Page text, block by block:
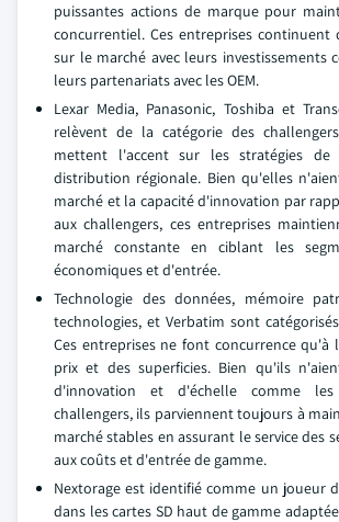
puissantes actions de marque pour
concurrentiel. Ces entreprises continuent
sur le marché avec leurs investissements
leurs partenariats avec les OEM.
Lexar Media, Panasonic, Toshiba et
relèvent de la catégorie des
mettent l'accent sur les stratégies
distribution régionale. Bien qu'elles
marché et la capacité d'innovation par
aux challengers, ces entreprises
marché constante en ciblant les
économiques et d'entrée.
Technologie des données, mémoire
technologies, et Verbatim sont
Ces entreprises ne font concurrence
prix et des superficies. Bien qu'ils
d'innovation et d'échelle comme
challengers, ils parviennent toujours à
marché stables en assurant le service des
aux coûts et d'entrée de gamme.
Nextorage est identifié comme un joueur
dans les cartes SD haut de gamme